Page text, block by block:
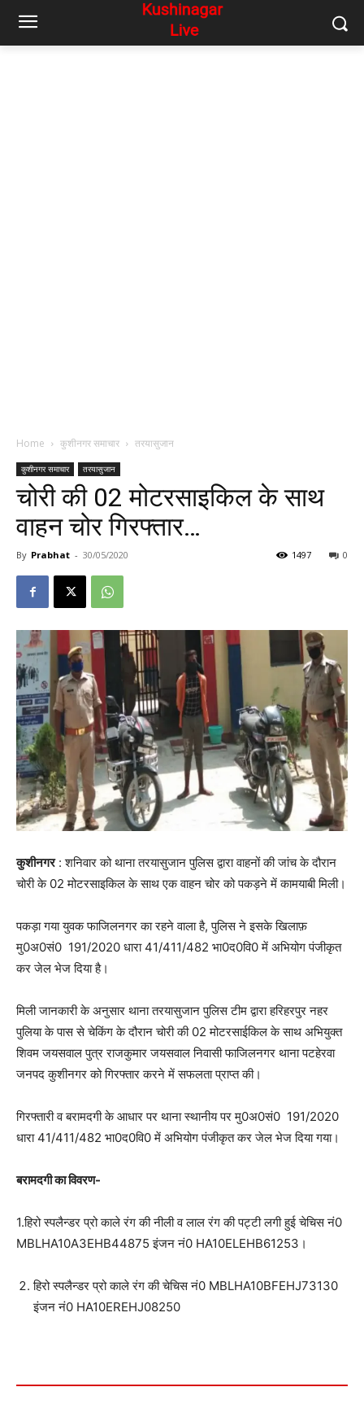
Home कुशीनगर समाचार तरयासुजान
कुशीनगर समाचार तरयासुजान
चोरी की 02 मोटरसाइकिल के साथ
वाहन चोर गिरफ्तार…
By Prabhat - 30/05/2020 0
1497
कुशीनगर: शनिवार को थाना तरयासुजान पुलिस द्वारा वाहनों की जांच के दौरान
चोरी के 02 मोटरसाइकिल के साथ एक वाहन चोर को पकड़ने में कामयाबी मिली।
पकड़ा गया युवक फाजिलनगर का रहने वाला है, पुलिस ने इसके खिलाफ़
मु0अ0सं0 191/2020 धारा 41/411/482 भा0द0वि0 में अभियोग पंजीकृत
कर जेल भेज दिया है।
मिली जानकारी के अनुसार थाना तरयासुजान पुलिस टीम द्वारा हरिहरपुर नहर
पुलिया के पास से चेकिंग के दौरान चोरी की 02 मोटरसाईकिल के साथ अभियुक्त
शिवम जयसवाल पुत्र राजकुमार जयसवाल निवासी फाजिलनगर थाना पटहेरवा
जनपद कुशीनगर को गिरफ्तार करने में सफलता प्राप्त की।
गिरफ्तारी व बरामदगी के आधार पर थाना स्थानीय पर मु0अ0सं0 191/2020
धारा 41/411/482 भा0द0वि0 में अभियोग पंजीकृत कर जेल भेज दिया गया।
बरामदगी का विवरण-
1.हिरो स्पलैन्डर प्रो काले रंग की नीली व लाल रंग की पट्टी लगी हुई चेचिस नं0
MBLHA10A3EHB44875 इंजन नं0 HA10ELEHB61253।
हिरो स्पलैन्डर प्रो काले रंग की चेचिस नं0 MBLHA10BFEHJ73130
इंजन नं0 HA10EREHJ08250